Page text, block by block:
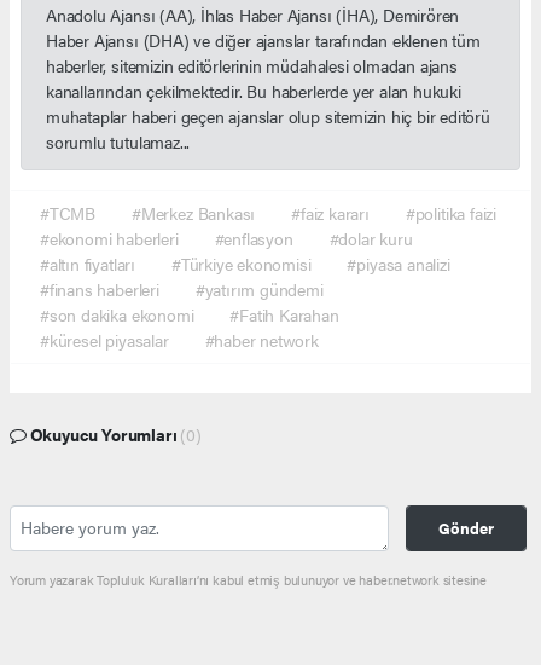
Anadolu Ajansı (AA), İhlas Haber Ajansı (İHA), Demirören
Haber Ajansı (DHA) ve diğer ajanslar tarafından eklenen tüm
haberler, sitemizin editörlerinin müdahalesi olmadan ajans
kanallarından çekilmektedir. Bu haberlerde yer alan hukuki
muhataplar haberi geçen ajanslar olup sitemizin hiç bir editörü
sorumlu tutulamaz...
#TCMB #Merkez Bankası #faiz kararı
#politika faizi
#ekonomi haberleri
#enflasyon
#dolar kuru
#altın fiyatları
#Türkiye ekonomisi
#piyasa analizi
#finans haberleri
#yatırım gündemi
#son dakika ekonomi
#Fatih Karahan
#küresel piyasalar
#haber network
Okuyucu Yorumları (0)
Gönder
Yorum yazarak Topluluk Kuralları’nı kabul etmiş bulunuyor ve haber.network sitesine